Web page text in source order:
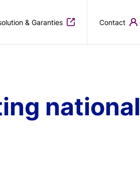
& Garanties Contact
national